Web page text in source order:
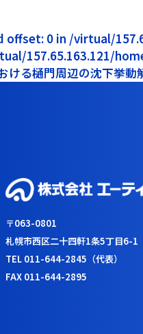
offset: 0 in /virtual/
157.65.163.121/
ける樋門周辺の沈下挙動
〒063-0801
札幌市西区二十四軒1条5丁目6-1
TEL 011-644-2845（代表）
FAX 011-644-2895